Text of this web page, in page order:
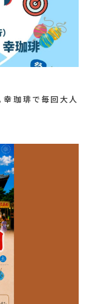
幸珈琲で毎回大人